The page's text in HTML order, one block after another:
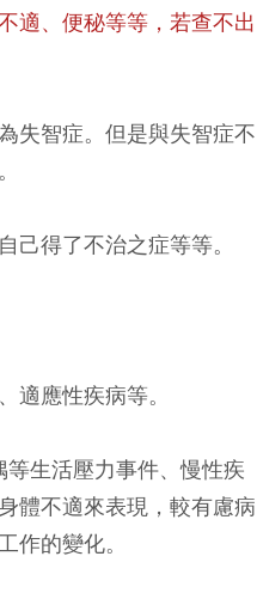
適、便秘等等，若查不出
失智症。但是與失智症不
得了不治之症等等。
應性疾病等。
生活壓力事件、慢性疾
體不適來表現，較有慮病
作的變化。